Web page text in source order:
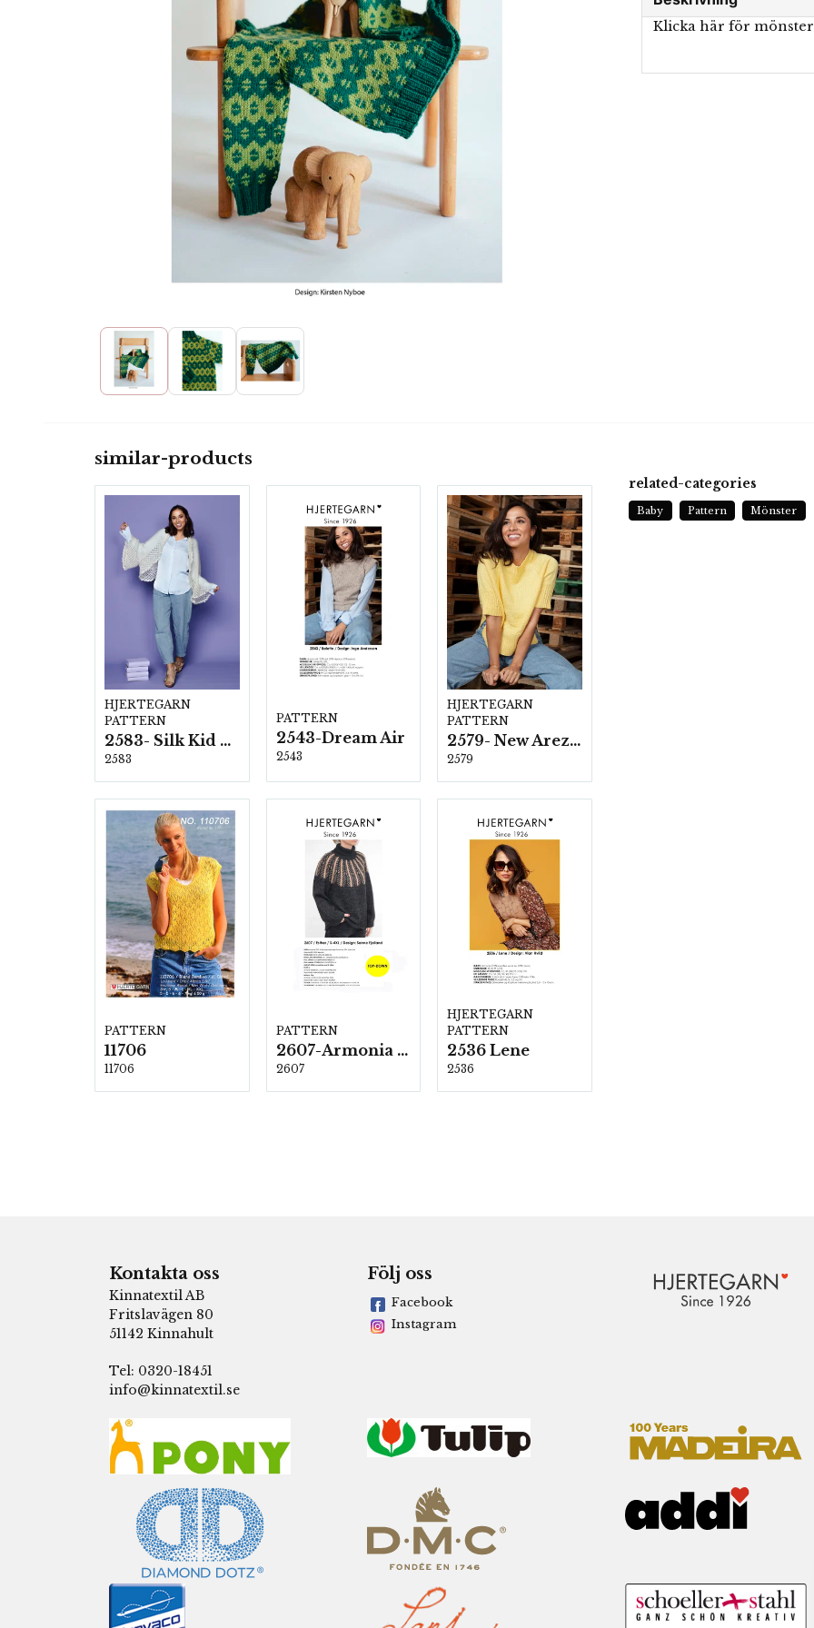
Klicka här för mönster
similar-products
HJERTEGARN
PATTERN
2583- Silk Kid Mohair
2583
PATTERN
2543-Dream Air
2543
HJERTEGARN
PATTERN
2579- New Arezzo
2579
PATTERN
11706
11706
PATTERN
2607-Armonia och Alpaca 400
2607
HJERTEGARN
PATTERN
2536 Lene
2536
related-categories
Baby Pattern Mönster
Kontakta oss
Kinnatextil AB
Fritslavägen 80
51142 Kinnahult
Tel: 0320-18451
info@kinnatextil.se
Följ oss
Facebook
Instagram